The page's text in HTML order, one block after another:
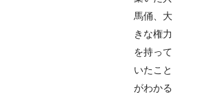
馬俑、大
きな権力
を持って
いたこと
がわかる